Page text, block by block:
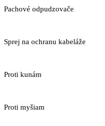
Pachové odpudzovače
Sprej na ochranu kabeláže
Proti kunám
Proti myšiam